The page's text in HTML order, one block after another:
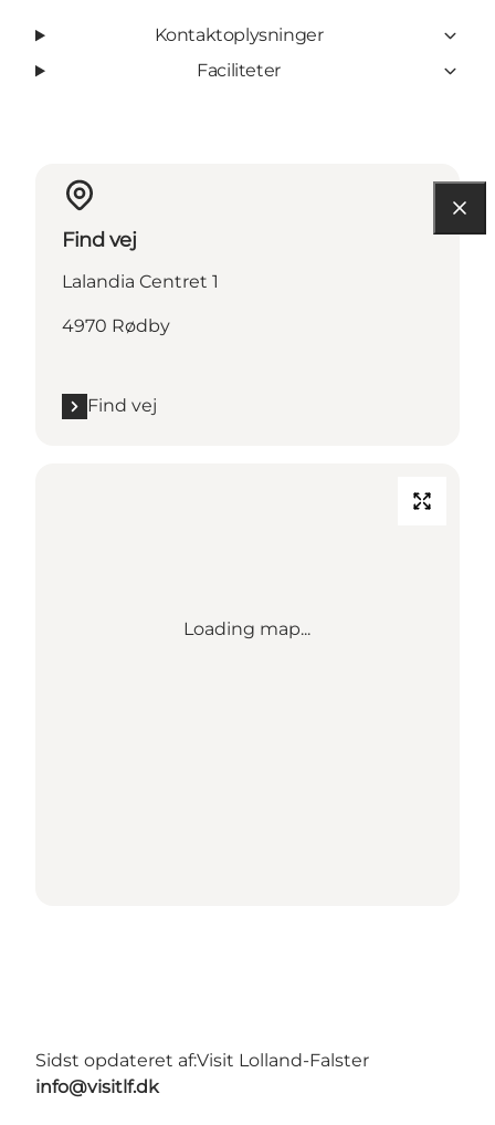
Kontaktoplysninger
Faciliteter
Find vej
Lalandia Centret 1
4970 Rødby
Find vej
Loading map...
Sidst opdateret af:Visit Lolland-Falster
info@visitlf.dk